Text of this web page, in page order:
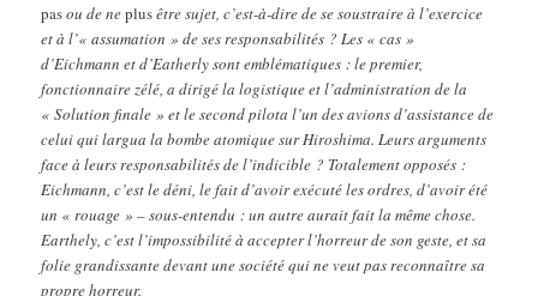
pasou de neplusêtre sujet, c’est-à-dire de se soustraire à l’exercice
et à l’« assumation » de ses responsabilités ? Les « cas »
d’Eichmann et d’Eatherly sont emblématiques : le premier,
fonctionnaire zélé, a dirigé la logistique et l’administration de la
« Solution finale » et le second pilota l’un des avions d’assistance de
celui qui largua la bombe atomique sur Hiroshima. Leurs arguments
face à leurs responsabilités de l’indicible ? Totalement opposés :
Eichmann, c’est le déni, le fait d’avoir exécuté les ordres, d’avoir été
un « rouage » – sous-entendu : un autre aurait fait la même chose.
Earthely, c’est l’impossibilité à accepter l’horreur de son geste, et sa
folie grandissante devant une société qui ne veut pas reconnaître sa
propre horreur.